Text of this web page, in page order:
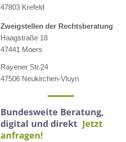
47803 Krefeld
Zweigstellen der Rechtsberatung
Haagstraße 18
47441 Moers
Rayener Str.24
47506 Neukirchen-Vluyn
Bundesweite Beratung,
digital und direkt Jetzt
anfragen!